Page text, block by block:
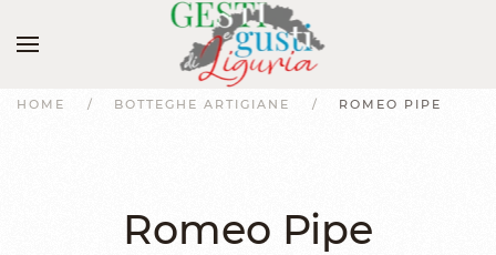
HOME BOTTEGHE ARTIGIANE ROMEO PIPE
Romeo Pipe